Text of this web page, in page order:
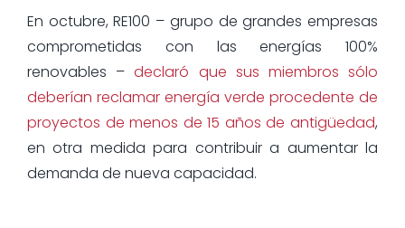
En octubre, RE100 – grupo de grandes empresas
comprometidas con las energías 100%
renovables –declaró que sus miembros sólo
deberían reclamar energía verde procedente de
proyectos de menos de 15 años de antigüedad,
en otra medida para contribuir a aumentar la
demanda de nueva capacidad.